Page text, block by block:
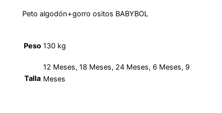
Peto algodón+gorro ositos BABYBOL
Peso 130 kg
Talla
12 Meses, 18 Meses, 24 Meses, 6 Meses, 9
Meses